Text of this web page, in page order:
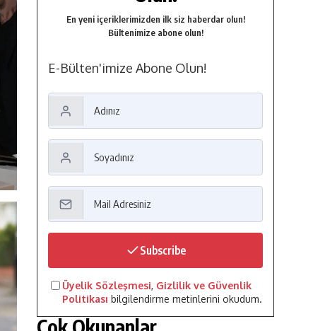
En yeni içeriklerimizden ilk siz haberdar olun!
Bültenimize abone olun!
E-Bülten'imize Abone Olun!
Subscribe
Üyelik Sözleşmesi, Gizlilik ve Güvenlik
Politikası bilgilendirme metinlerini okudum.